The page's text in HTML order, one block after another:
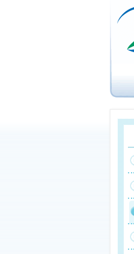
ビ
を
ば
す